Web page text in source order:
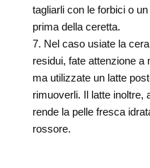
tagliarli con le forbici o
prima della ceretta.
Nel caso usiate la
residui, fate attenzione a
ma utilizzate un latte
rimuoverli. Il latte inoltre,
rende la pelle fresca
rossore.